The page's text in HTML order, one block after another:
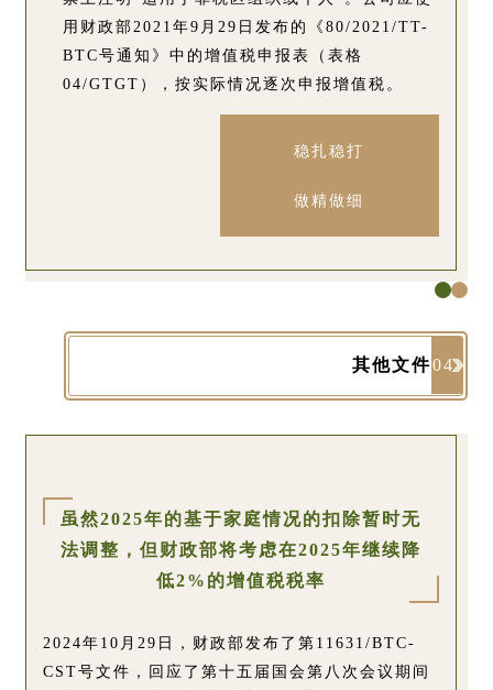
用财政部2021年9月29日发布的《80/2021/TT-
BTC号通知》中的增值税申报表（表格
04/GTGT），按实际情况逐次申报增值税。
稳扎稳打
做精做细
其他文件04
虽然2025年的基于家庭情况的扣除暂时无
法调整，但财政部将考虑在2025年继续降
低2%的增值税税率
2024年10月29日，财政部发布了第11631/BTC-
CST号文件，回应了第十五届国会第八次会议期间